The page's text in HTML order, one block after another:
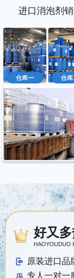
进口消泡剂
好又
HAOYOUDUO
原装进口品
专人一对一